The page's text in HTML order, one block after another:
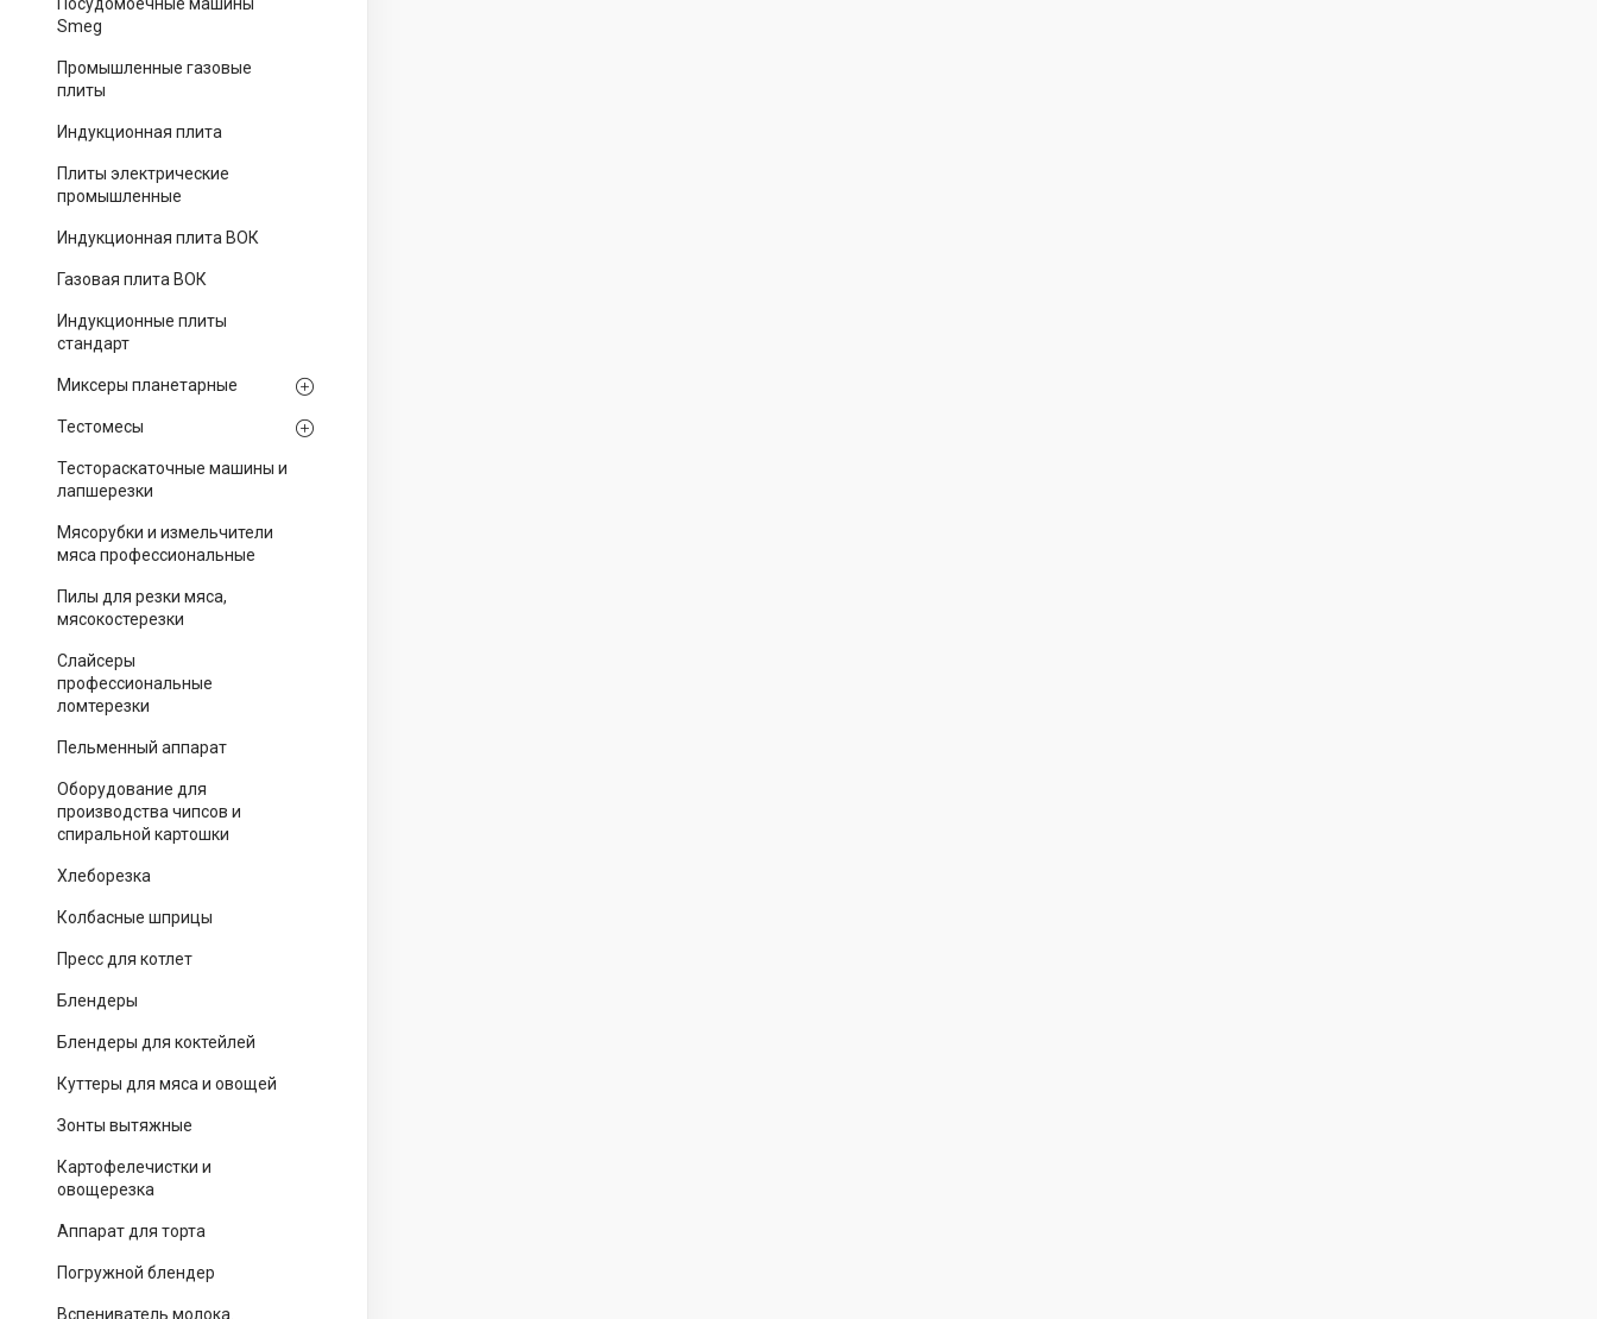
Smeg
Промышленные газовые
плиты
Индукционная плита
Плиты электрические
промышленные
Индукционная плита ВОК
Газовая плита ВОК
Индукционные плиты
стандарт
Миксеры планетарные
Тестомесы
Тестораскаточные машины и
лапшерезки
Мясорубки и измельчители
мяса профессиональные
Пилы для резки мяса,
мясокостерезки
Слайсеры
профессиональные
ломтерезки
Пельменный аппарат
Оборудование для
производства чипсов и
спиральной картошки
Хлеборезка
Колбасные шприцы
Пресс для котлет
Блендеры
Блендеры для коктейлей
Куттеры для мяса и овощей
Зонты вытяжные
Картофелечистки и
овощерезка
Аппарат для торта
Погружной блендер
Вспениватель молока.